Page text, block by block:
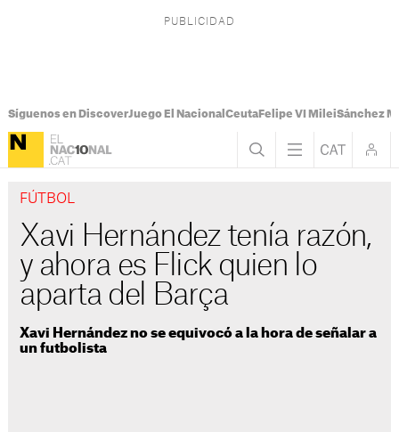
Síguenos en DiscoverJuego El Nacional CeutaFelipe VI MileiSánchez
FÚTBOL
Xavi Hernández tenía razón,
y ahora es Flick quien lo
aparta del Barça
Xavi Hernández no se equivocó a la hora de señalar a
un futbolista